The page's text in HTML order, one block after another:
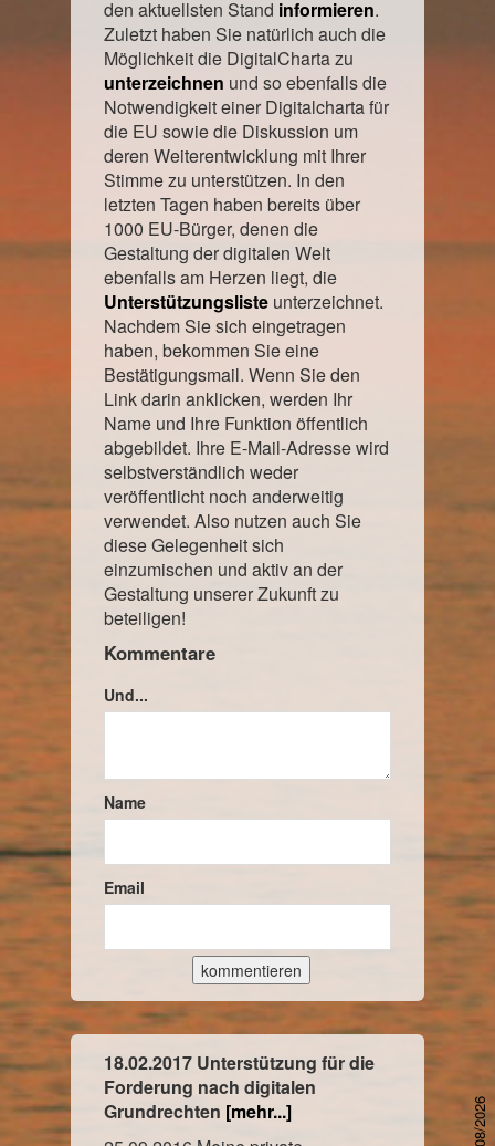
den aktuellsten Stand informieren.
Zuletzt haben Sie natürlich auch die
Möglichkeit die DigitalCharta zu
unterzeichnen und so ebenfalls die
Notwendigkeit einer Digitalcharta für
die EU sowie die Diskussion um
deren Weiterentwicklung mit Ihrer
Stimme zu unterstützen. In den
letzten Tagen haben bereits über
1000 EU-Bürger, denen die
Gestaltung der digitalen Welt
ebenfalls am Herzen liegt, die
Unterstützungsliste unterzeichnet.
Nachdem Sie sich eingetragen
haben, bekommen Sie eine
Bestätigungsmail. Wenn Sie den
Link darin anklicken, werden Ihr
Name und Ihre Funktion öffentlich
abgebildet. Ihre E-Mail-Adresse wird
selbstverständlich weder
veröffentlicht noch anderweitig
verwendet. Also nutzen auch Sie
diese Gelegenheit sich
einzumischen und aktiv an der
Gestaltung unserer Zukunft zu
beteiligen!
Kommentare
Und...
Name
Email
18.02.2017 Unterstützung für die
Forderung nach digitalen
Grundrechten [mehr...]